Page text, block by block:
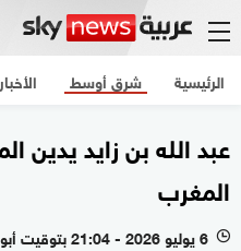
الرئيسية شرق أوسط
عبد الله بن زايد يدين
المغرب
l 6 يوليو 2026 - 21:04 بتوقيت أبوظبي